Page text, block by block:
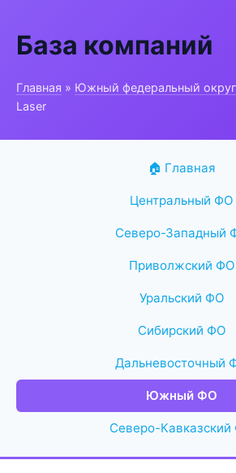
База компаний
Главная » Южный федеральный округ
Laser
🏠 Главная
Центральный ФО
Северо-Западный
Приволжский ФО
Уральский ФО
Сибирский ФО
Дальневосточный
Южный ФО
Северо-